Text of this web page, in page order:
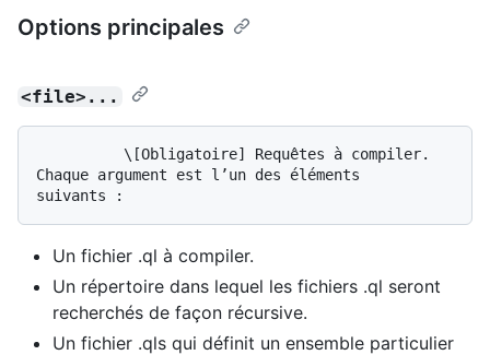
Options principales
<file>...
Chaque argument est l’un des éléments
Un fichier .ql à compiler.
Un répertoire dans lequel les fichiers .ql seront
recherchés de façon récursive.
Un fichier .qls qui définit un ensemble particulier